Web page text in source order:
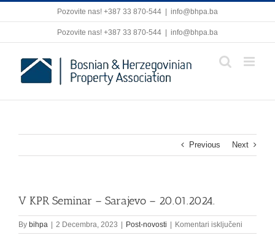
Pozovite nas! +387 33 870-544 info@bhpa.ba
Pozovite nas! +387 33 870-544 | info@bhpa.ba
Previous Next
V KPR Seminar – Sarajevo – 20.01.2024.
By bihpa | 2 Decembra, 2023 | Post-novosti | Komentari isključeni
V